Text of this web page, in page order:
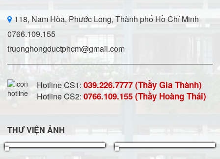
118, Nam Hòa, Phước Long, Thành phố Hồ Chí Minh
0766.109.155
truonghongductphcm@gmail.com
Hotline CS1: 039.226.7777 (Thầy Gia Thành)
Hotline CS2: 0766.109.155 (Thầy Hoàng Thái)
THƯ VIỆN ẢNH